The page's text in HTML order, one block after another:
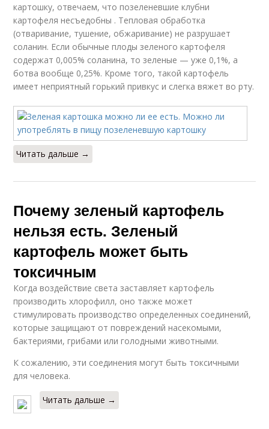
картошку, отвечаем, что позеленевшие клубни
картофеля несъедобны . Тепловая обработка
(отваривание, тушение, обжаривание) не разрушает
соланин. Если обычные плоды зеленого картофеля
содержат 0,005% соланина, то зеленые — уже 0,1%, а
ботва вообще 0,25%. Кроме того, такой картофель
имеет неприятный горький привкус и слегка вяжет во рту.
Читать дальше →
Почему зеленый картофель
нельзя есть. Зеленый
картофель может быть
токсичным
Когда воздействие света заставляет картофель
производить хлорофилл, оно также может
стимулировать производство определенных соединений,
которые защищают от повреждений насекомыми,
бактериями, грибами или голодными животными.
К сожалению, эти соединения могут быть токсичными
для человека.
Читать дальше →